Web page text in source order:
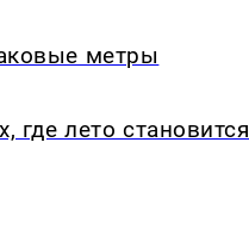
метры
где лето становится